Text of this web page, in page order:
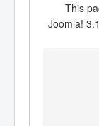
This
Joomla!